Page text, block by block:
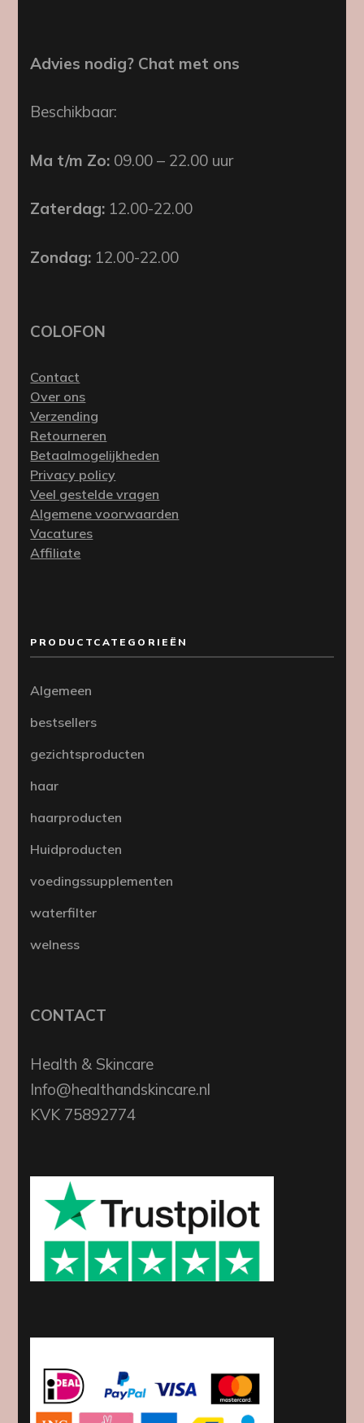
Advies nodig? Chat met ons
Beschikbaar:
Ma t/m Zo: 09.00 – 22.00 uur
Zaterdag: 12.00-22.00
Zondag: 12.00-22.00
COLOFON
Contact
Over ons
Verzending
Retourneren
Betaalmogelijkheden
Privacy policy
Veel gestelde vragen
Algemene voorwaarden
Vacatures
Affiliate
PRODUCTCATEGORIEËN
Algemeen
bestsellers
gezichtsproducten
haar
haarproducten
Huidproducten
voedingssupplementen
waterfilter
welness
CONTACT
Health & Skincare
Info@healthandskincare.nl
KVK 75892774